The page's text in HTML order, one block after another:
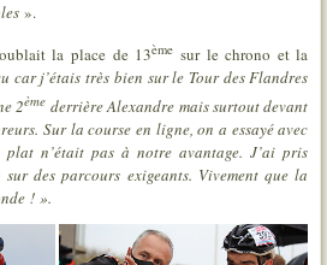
».
la place de 13ème sur le chrono et la
car j’étais très bien sur le Tour des Flandres
2ème derrière Alexandre mais surtout devant
Sur la course en ligne, on a essayé avec
n’était pas à notre avantage. J’ai pris
sur des parcours exigeants. Vivement que la
! ».